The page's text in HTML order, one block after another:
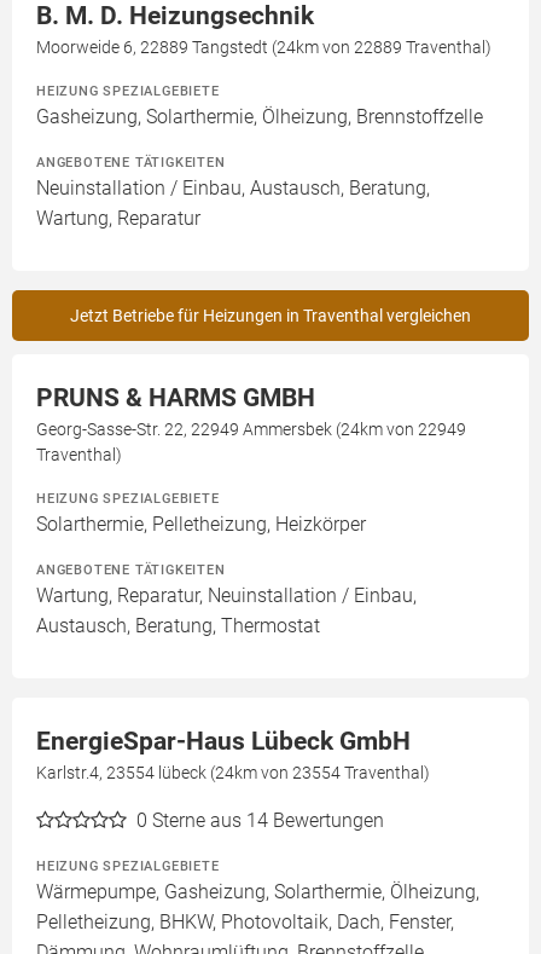
B. M. D. Heizungsechnik
Moorweide 6, 22889 Tangstedt (24km von 22889 Traventhal)
HEIZUNG SPEZIALGEBIETE
Gasheizung, Solarthermie, Ölheizung, Brennstoffzelle
ANGEBOTENE TÄTIGKEITEN
Neuinstallation / Einbau, Austausch, Beratung,
Wartung, Reparatur
Jetzt Betriebe für Heizungen in Traventhal vergleichen
PRUNS & HARMS GMBH
Georg-Sasse-Str. 22, 22949 Ammersbek (24km von 22949
Traventhal)
HEIZUNG SPEZIALGEBIETE
Solarthermie, Pelletheizung, Heizkörper
ANGEBOTENE TÄTIGKEITEN
Wartung, Reparatur, Neuinstallation / Einbau,
Austausch, Beratung, Thermostat
EnergieSpar-Haus Lübeck GmbH
Karlstr.4, 23554 lübeck (24km von 23554 Traventhal)
0 Sterne aus 14 Bewertungen
HEIZUNG SPEZIALGEBIETE
Wärmepumpe, Gasheizung, Solarthermie, Ölheizung,
Pelletheizung, BHKW, Photovoltaik, Dach, Fenster,